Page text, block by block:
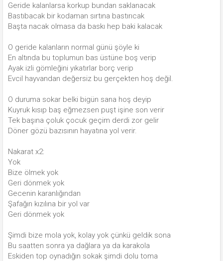
Geride kalanlarsa korkup bundan saklanacak
Bastıbacak bir kodaman sırtına bastırıcak
Başta nacak olmasa da baskı hep baki kalacak
O geride kalanların normal günü şöyle ki
En altında bu toplumun bas üstüne boş verip
Ayak izli gömleğini yıkatırlar borç verip
Evcil hayvandan değersiz bu gerçekten hoş değil.
O duruma sokar belki bigün sana hoş deyip
Kuyruk kısıp baş eğmezsen puşt işine son verir
Tek başına çoluk çocuk geçim derdi zor gelir
Döner gözü bazısının hayatına yol verir.
Nakarat x2:
Yok
Bize ölmek yok
Geri dönmek yok
Gecenin karanlığından
Şafağın kızılına bir yol var
Geri dönmek yok
Şimdi bize mola yok, kolay yok çünkü geldik sona
Bu saatten sonra ya dağlara ya da karakola
Eskiden top oynadığın sokak şimdi dolu toma